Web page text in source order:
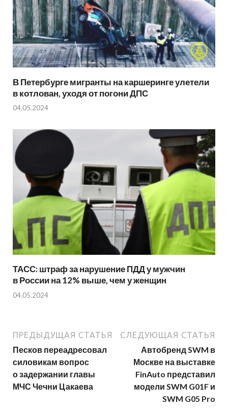
В Петербурге мигранты на каршеринге улетели
в котлован, уходя от погони ДПС
04.05.2024
ТАСС: штраф за нарушение ПДД у мужчин
в России на 12% выше, чем у женщин
04.05.2024
ПРЕДЫДУЩАЯ СТАТЬЯ
Песков переадресовал
силовикам вопрос
о задержании главы
МЧС Чечни Цакаева
СЛЕДУЮЩАЯ СТАТЬЯ
Автобренд SWM в
Москве на выставке
FinAuto представил
модели SWM G01F и
SWM G05 Pro